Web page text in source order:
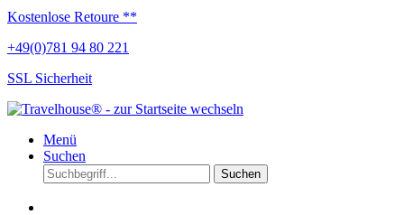
Kostenlose Retoure **
+49(0)781 94 80 221
SSL Sicherheit
Menü
Suchen
Suchen